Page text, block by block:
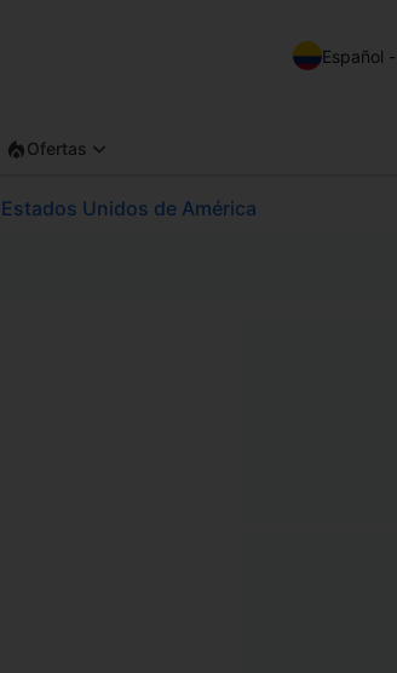
Español
Ofertas
Unidos de América